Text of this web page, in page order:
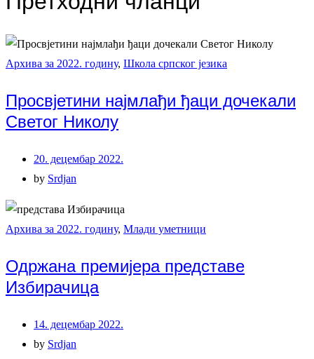
Архива за 2022. годину, Школа српског језика
Просвјетини најмлађи ђаци дочекали
Светог Николу
20. децембар 2022.
by Srdjan
Архива за 2022. годину, Млади уметници
Одржана премијера представе
Избирачица
14. децембар 2022.
by Srdjan